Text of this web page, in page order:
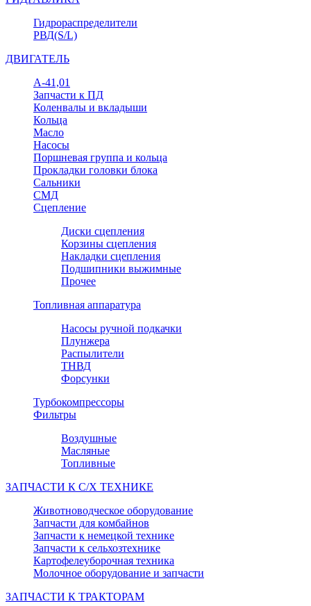
Гидрораспределители
РВД(S/L)
ДВИГАТЕЛЬ
А-41,01
Запчасти к ПД
Коленвалы и вкладыши
Кольца
Масло
Насосы
Поршневая группа и кольца
Прокладки головки блока
Сальники
СМД
Сцепление
Диски сцепления
Корзины сцепления
Накладки сцепления
Подшипники выжимные
Прочее
Топливная аппаратура
Насосы ручной подкачки
Плунжера
Распылители
ТНВД
Форсунки
Турбокомпрессоры
Фильтры
Воздушные
Масляные
Топливные
ЗАПЧАСТИ К С/Х ТЕХНИКЕ
Животноводческое оборудование
Запчасти для комбайнов
Запчасти к немецкой технике
Запчасти к сельхозтехнике
Картофелеуборочная техника
Молочное оборудование и запчасти
ЗАПЧАСТИ К ТРАКТОРАМ